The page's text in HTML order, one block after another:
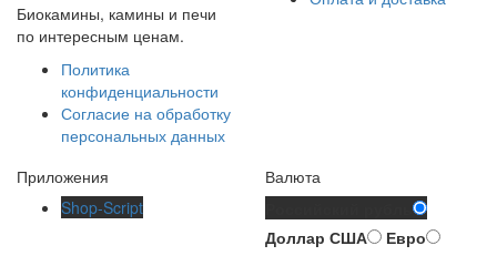
Биокамины, камины и печи
по интересным ценам.
Политика
конфиденциальности
Согласие на обработку
персональных данных
Приложения
Shop-Script
Валюта
Доллар США
Евро